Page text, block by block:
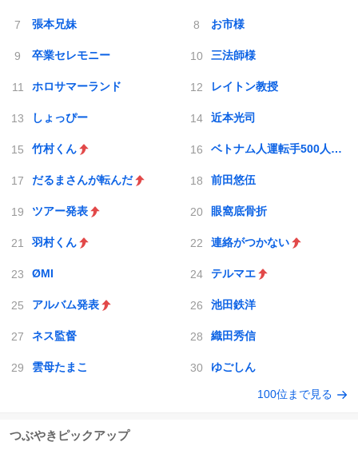
張本兄妹 お市様
卒業セレモニー 三法師様
ホロサマーランド レイトン教授
しょっぴー 近本光司
竹村くん ベトナム人運転手500人採用
だるまさんが転んだ 前田悠伍
ツアー発表 眼窩底骨折
羽村くん 連絡がつかない
ØMI テルマエ
アルバム発表 池田鉄洋
ネス監督 織田秀信
雲母たまこ ゆごしん
100位まで見る
つぶやきピックアップ